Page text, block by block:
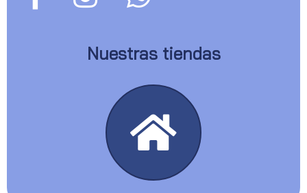
Nuestras tiendas